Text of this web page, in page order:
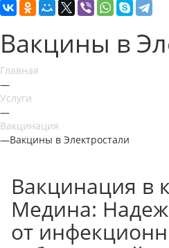
Вакцины в
Главная
—
Услуги
—
Вакцинация
—Вакцины в Электростали
Вакцинация в
Медина:
от